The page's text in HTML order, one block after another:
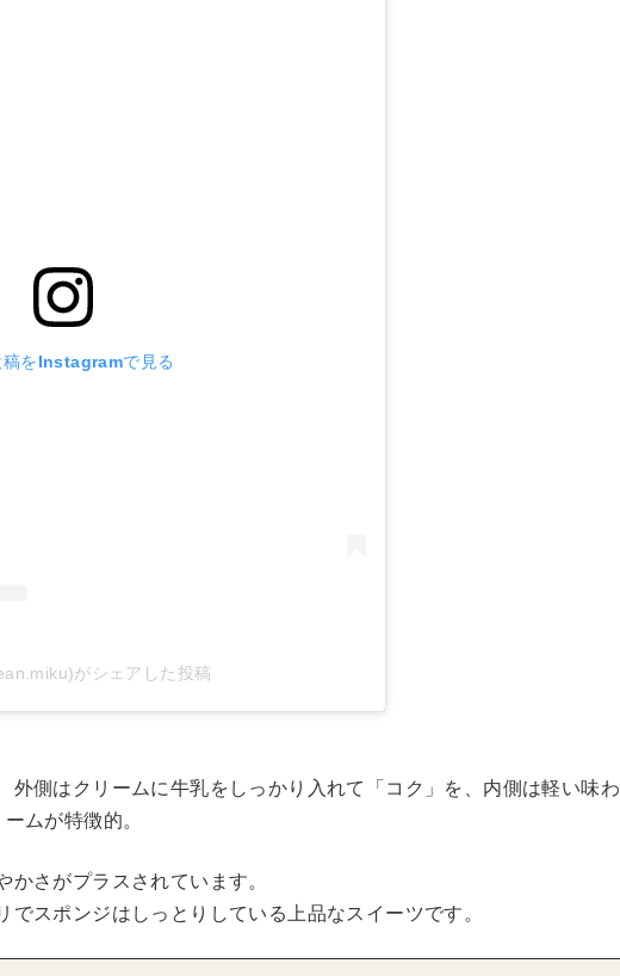
稿をInstagramで見る
がシェアした投稿
外側はクリームに牛乳をしっかり入れて「コク」を、内側は軽い味わ
ムが特徴的。
さがプラスされています。
スポンジはしっとりしている上品なスイーツです。